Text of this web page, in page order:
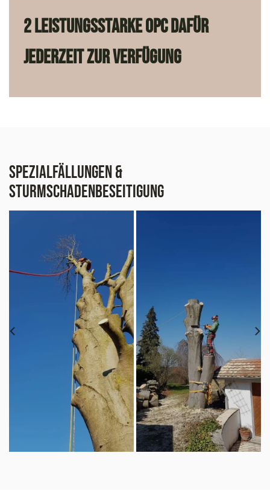
2 leistungsstarke OPC dafür
jederzeit zur Verfügung
Spezialfällungen &
Sturmschadenbeseitigung